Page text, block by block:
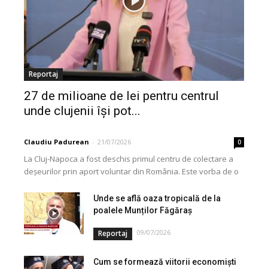
Reportaj
27 de milioane de lei pentru centrul
unde clujenii își pot...
Claudiu Padurean - 21/07/2026 0
La Cluj-Napoca a fost deschis primul centru de colectare a
deșeurilor prin aport voluntar din România. Este vorba de o
Unde se află oaza tropicală de la
poalele Munților Făgăraș
Reportaj 09/07/2026
Cum se formează viitorii economiști